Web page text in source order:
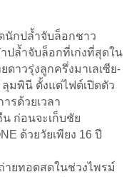
นักปล้ำจับล็อกชาว
ปล้ำจับล็อกที่เก่งที่สุดใน
ดาวรุ่งลูกครึ่งมาเลเซีย-
ลุมพินี ตั้งแต่ไฟต์เปิดตัว
รด้วยเวลา
ก่อนจะเก็บชัย
ด้วยวัยเพียง 16 ปี
ายทอดสดในช่วงไพรม์